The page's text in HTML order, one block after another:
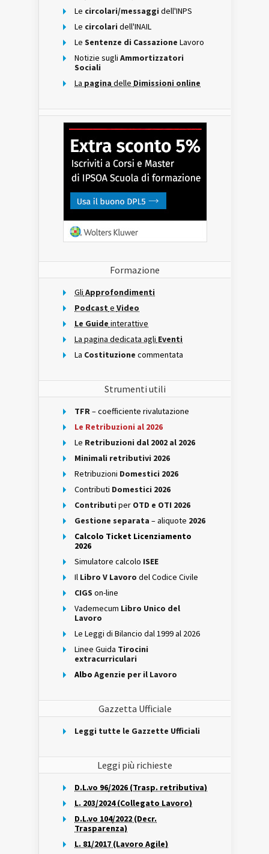
Le circolari/messaggi dell'INPS
Le circolari dell'INAIL
Le Sentenze di Cassazione Lavoro
Notizie sugli Ammortizzatori
Sociali
La pagina delle Dimissioni online
Formazione
Gli Approfondimenti
Podcast e Video
Le Guide interattive
La pagina dedicata agli Eventi
La Costituzione commentata
Strumenti utili
TFR– coefficiente rivalutazione
Le Retribuzioni al 2026
Le Retribuzioni dal 2002 al 2026
Minimali retributivi 2026
Retribuzioni Domestici 2026
Contributi Domestici 2026
Contributi per OTD e OTI 2026
Gestione separata – aliquote 2026
Calcolo Ticket Licenziamento
2026
Simulatore calcolo ISEE
Il Libro V Lavoro del Codice Civile
CIGS on-line
Vademecum Libro Unico del
Lavoro
Le Leggi di Bilancio dal 1999 al 2026
Linee Guida Tirocini
extracurriculari
Albo Agenzie per il Lavoro
Gazzetta Ufficiale
Leggi tutte le Gazzette Ufficiali
Leggi più richieste
D.L.vo 96/2026 (Trasp. retributiva)
L. 203/2024 (Collegato Lavoro)
D.L.vo 104/2022 (Decr.
Trasparenza)
L. 81/2017 (Lavoro Agile)